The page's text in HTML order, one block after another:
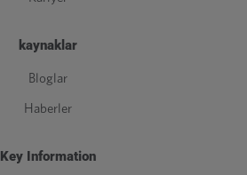
kaynaklar
Bloglar
Haberler
Key Information